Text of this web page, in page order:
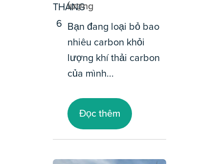
THÁNG
6
lượng
Bạn đang loại bỏ bao
nhiêu carbon khỏi
lượng khí thải carbon
của mình...
Đọc thêm